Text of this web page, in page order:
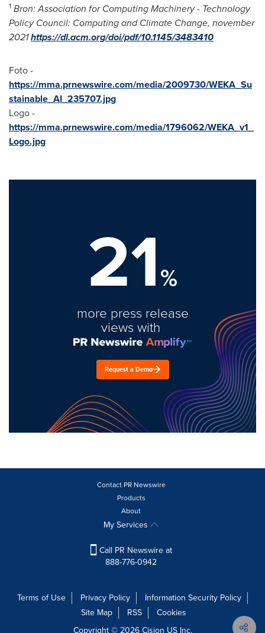
1 Bron: Association for Computing Machinery - Technology
Policy Council: Computing and Climate Change, november
2021https://dl.acm.org/doi/pdf/10.1145/3483410
Foto -
https://mma.prnewswire.com/media/2009730/WEKA_Su
stainable_AI_235707.jpg
Logo -
https://mma.prnewswire.com/media/1796062/WEKA_v1_
Logo.jpg
21%
more press release
views with
Request a Demo
Contact PR Newswire
Products
About
My Services
Call PR Newswire at
888-776-0942
Terms of Use Privacy Policy
Information Security Policy
Site Map
RSS
Cookies
Copyright © 2026Cision US Inc.